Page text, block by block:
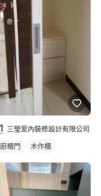
三瑩室內裝修設計有限公司
廚櫃門 木作櫃